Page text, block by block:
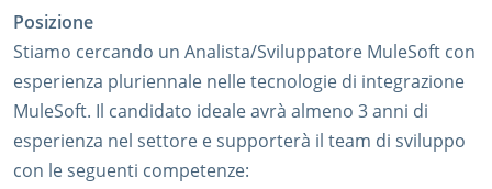
Posizione
Stiamo cercando un Analista/Sviluppatore MuleSoft con
esperienza pluriennale nelle tecnologie di integrazione
MuleSoft. Il candidato ideale avrà almeno 3 anni di
esperienza nel settore e supporterà il team di sviluppo
con le seguenti competenze: